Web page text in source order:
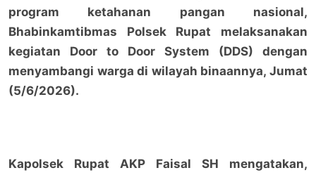
program ketahanan pangan nasional,
Bhabinkamtibmas Polsek Rupat melaksanakan
kegiatan Door to Door System (DDS) dengan
menyambangi warga di wilayah binaannya, Jumat
(5/6/2026).
Kapolsek Rupat AKP Faisal SH mengatakan,